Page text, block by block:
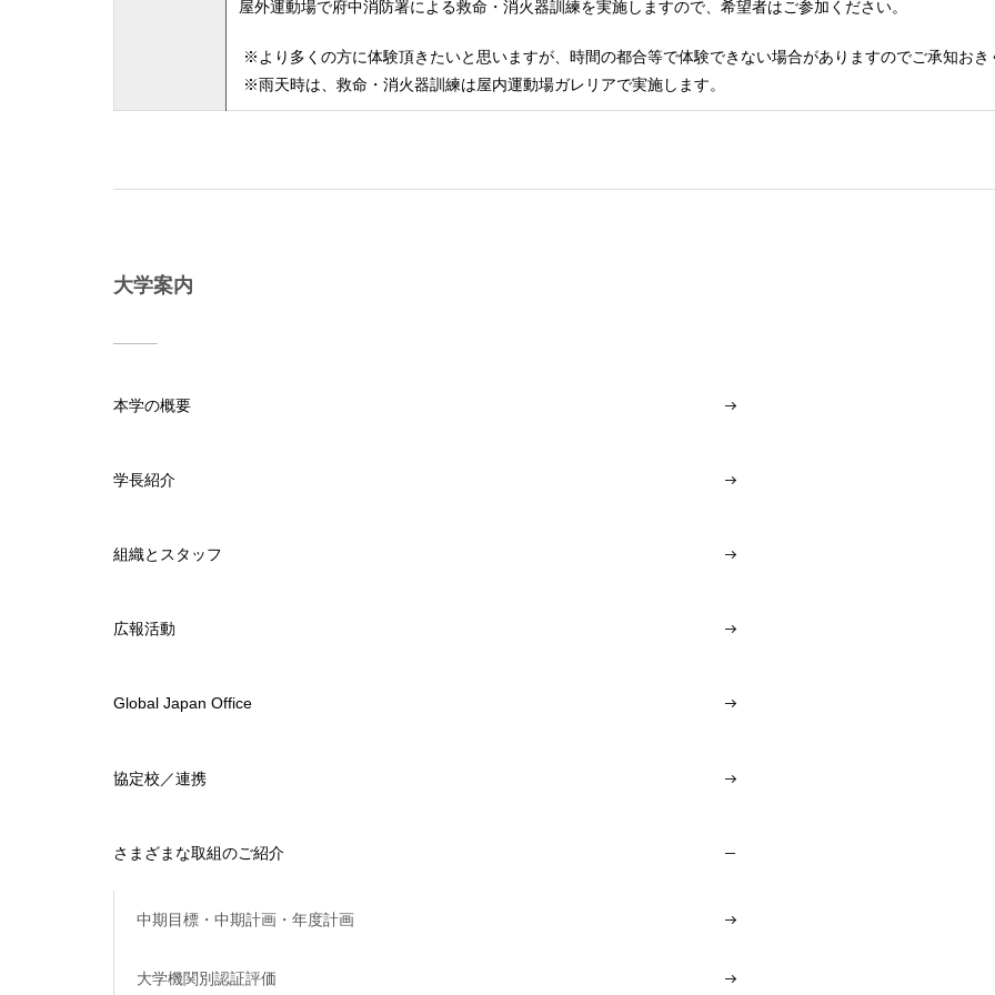
屋外運動場で府中消防署による救命・消火器訓練を実施しますので、希望者はご参加ください。
※より多くの方に体験頂きたいと思いますが、時間の都合等で体験できない場合がありますのでご承知おき
※雨天時は、救命・消火器訓練は屋内運動場ガレリアで実施します。
大学案内
本学の概要
学長紹介
組織とスタッフ
広報活動
Global Japan Office
協定校／連携
さまざまな取組のご紹介
中期目標・中期計画・年度計画
大学機関別認証評価